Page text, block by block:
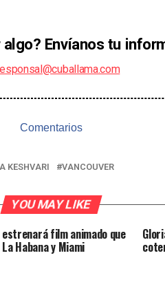
Envíanos tu
Comentarios
KESHVARI VANCOUVER
YOU MAY LIKE
film animado que
Habana y Miami